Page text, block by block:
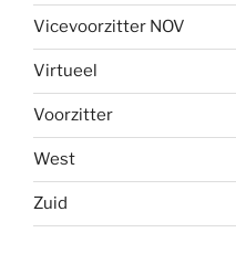
Vicevoorzitter NOV
Virtueel
Voorzitter
West
Zuid